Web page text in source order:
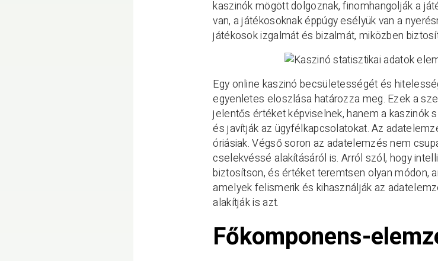
kaszinók mögött dolgoznak, finomhangolják a
van, a játékosoknak éppúgy esélyük van a
játékosok izgalmát és bizalmát, miközben
Egy online kaszinó becsületességét és
egyenletes eloszlása határozza meg. Ezek a
jelentős értéket képviselnek, hanem a kaszinók
és javítják az ügyfélkapcsolatokat. Az
óriásiak. Végső soron az adatelemzés nem
cselekvéssé alakításáról is. Arról szól, hogy
biztosítson, és értéket teremtsen olyan módon,
amelyek felismerik és kihasználják az
alakítják is azt.
Főkomponens-